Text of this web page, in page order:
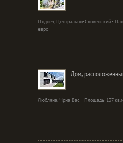
Подпеч, Центрально-Словенский -
евро
Дом,
Любляна, Чрна Вас - Площадь 137